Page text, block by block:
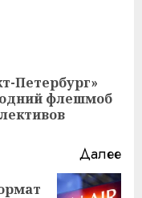
Петербург»
флешмоб
Далее